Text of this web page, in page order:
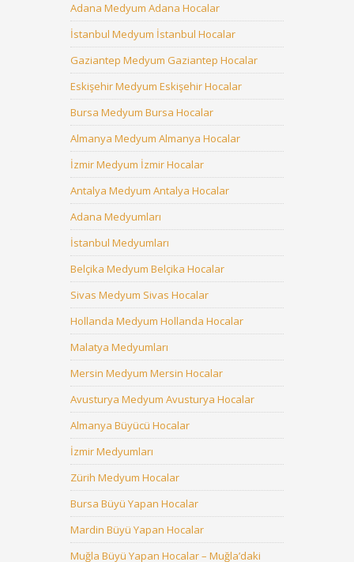
Adana Medyum Adana Hocalar
İstanbul Medyum İstanbul Hocalar
Gaziantep Medyum Gaziantep Hocalar
Eskişehir Medyum Eskişehir Hocalar
Bursa Medyum Bursa Hocalar
Almanya Medyum Almanya Hocalar
İzmir Medyum İzmir Hocalar
Antalya Medyum Antalya Hocalar
Adana Medyumları
İstanbul Medyumları
Belçika Medyum Belçika Hocalar
Sivas Medyum Sivas Hocalar
Hollanda Medyum Hollanda Hocalar
Malatya Medyumları
Mersin Medyum Mersin Hocalar
Avusturya Medyum Avusturya Hocalar
Almanya Büyücü Hocalar
İzmir Medyumları
Zürih Medyum Hocalar
Bursa Büyü Yapan Hocalar
Mardin Büyü Yapan Hocalar
Muğla Büyü Yapan Hocalar – Muğla’daki